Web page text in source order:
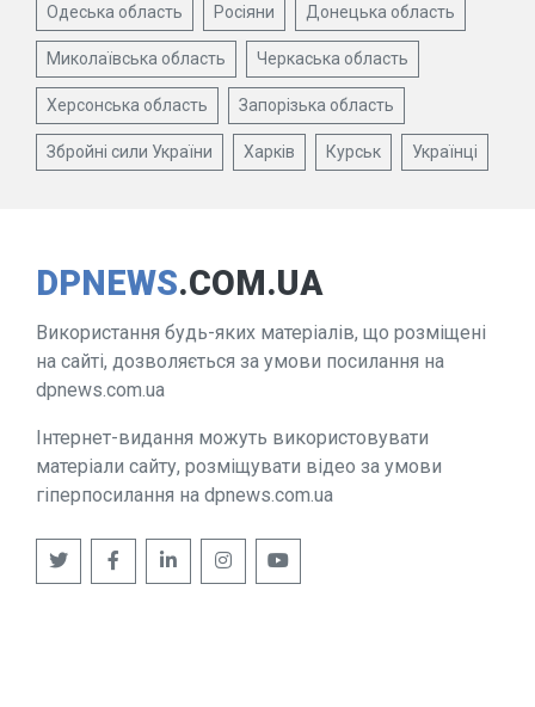
Одеська область Росіяни Донецька область
Миколаївська область Черкаська область
Херсонська область Запорізька область
Збройні сили України Харків Курськ Українці
DPNEWS.COM.UA
Використання будь-яких матеріалів, що розміщені
на сайті, дозволяється за умови посилання на
dpnews.com.ua
Інтернет-видання можуть використовувати
матеріали сайту, розміщувати відео за умови
гіперпосилання на dpnews.com.ua